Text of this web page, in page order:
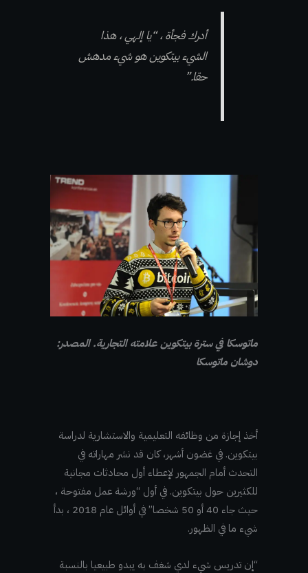
أدرك فجأة ، “يا إلهي ، هذا
الشيء بيتكوين هو شيء مدهش
حقا.”
ماتوسكا في سترة بيتكوين علامته التجارية. المصدر:
دوشان ماتوسكا
أخذ إجازة من وظائفه التعليمية والاستشارية لدراسة
بيتكوين. في غضون أشهر، كان قد نشر مهاراته في
التحدث أمام الجمهور لإعطاء أول محادثات مجانية
للكثيرين حول بيتكوين. في أول “ورشة عمل مفتوحة ،
حيث جاء 40 أو 50 شخصا” في أوائل عام 2018 ، بدأ
شيء ما في الظهور.
“إن تدريس شيء لدي شغف به يبدو طبيعيا بالنسبة